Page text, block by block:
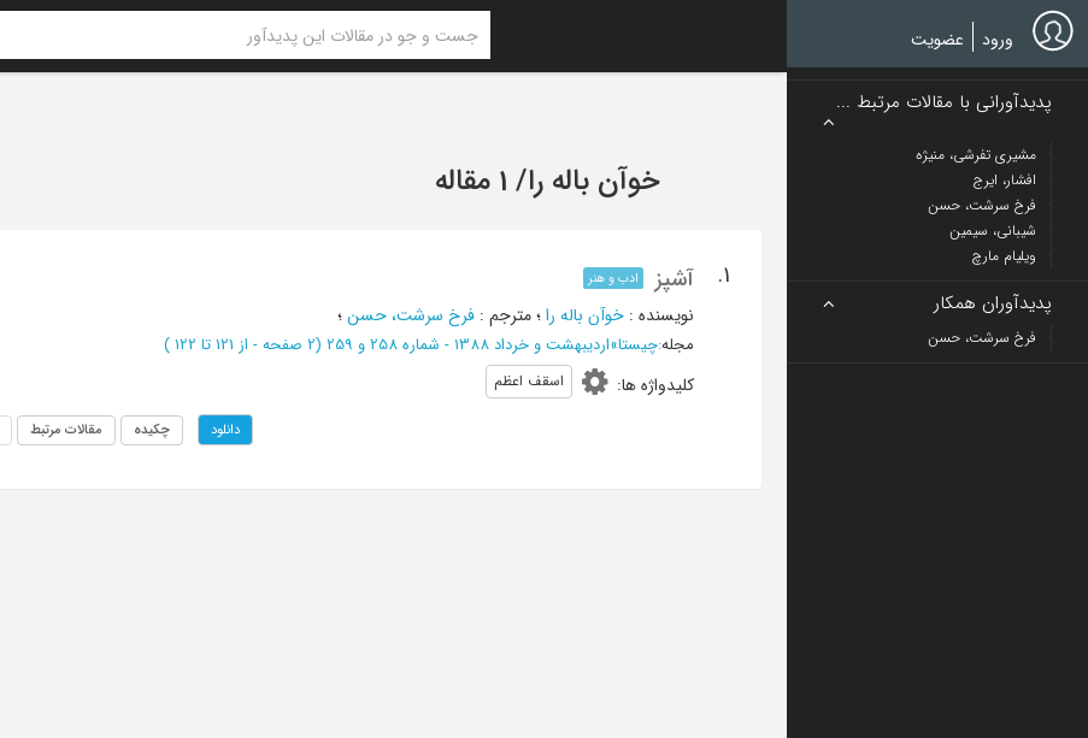
Skip
to
main
ورود عضویت
پدیدآورانی با مقالات مرتبط ...
مشیری تفرشی، منیژه
افشار، ایرج
فرخ سرشت، حسن
شیبانی، سیمین
ویلیام مارچ
پدیدآوران همکار
فرخ سرشت، حسن
خوآن باله را/ 1 مقاله
1. آشپز ادب و هنر
نویسنده : خوآن باله را؛مترجم : فرخ سرشت، حسن؛
مجله:چیستا»اردیبهشت و خرداد 1388 - شماره 258 و 259 (‎2 صفحه - از 121 تا 122 )
کلیدواژه ها: اسقف اعظم
دانلود چکیده مقالات مرتبط